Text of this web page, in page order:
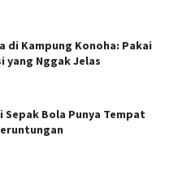
di Kampung Konoha: Pakai
yang Nggak Jelas
Bola Punya Tempat